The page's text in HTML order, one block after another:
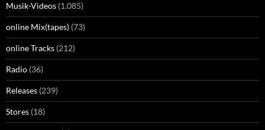
Musik-Videos (1.085)
online Mix(tapes) (73)
online Tracks (212)
Radio (36)
Releases (239)
Stores (18)